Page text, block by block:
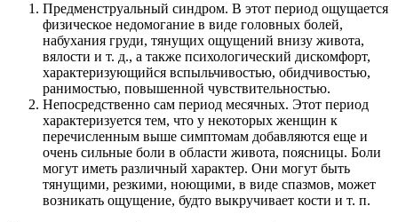
Предменструальный синдром. В этот период ощущается
физическое недомогание в виде головных болей,
набухания груди, тянущих ощущений внизу живота,
вялости и т. д., а также психологический дискомфорт,
характеризующийся вспыльчивостью, обидчивостью,
ранимостью, повышенной чувствительностью.
Непосредственно сам период месячных. Этот период
характеризуется тем, что у некоторых женщин к
перечисленным выше симптомам добавляются еще и
очень сильные боли в области живота, поясницы. Боли
могут иметь различный характер. Они могут быть
тянущими, резкими, ноющими, в виде спазмов, может
возникать ощущение, будто выкручивает кости и т. п.